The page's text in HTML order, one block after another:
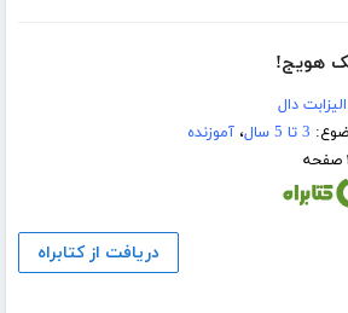
هویج!
الیزابت دال
3 تا 5 سال ،آموزنده
دریافت از کتابراه